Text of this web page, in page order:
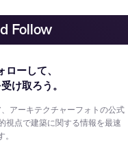
Follow
ーして、
け取ろう。
アーキテクチャーフォトの公式
視点で建築に関する情報を最速